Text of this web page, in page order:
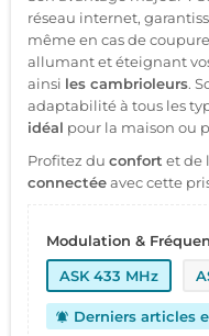
réseau internet,
même en cas de
allumant et éteignant
ainsi les cambrioleurs.
adaptabilité à tous les
idéal pour la maison ou
Profitez du confort et de
connectéeavec cette
Modulation &
ASK 433 MHz
notifications_active Derniers articles